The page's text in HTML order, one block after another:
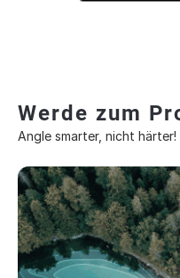
Werde zum
Angle smarter, nicht härter!